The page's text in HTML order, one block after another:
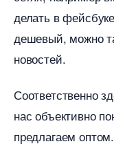
делать в
дешевый, можно
новостей.
Соответственно
нас объективно
предлагаем оптом.